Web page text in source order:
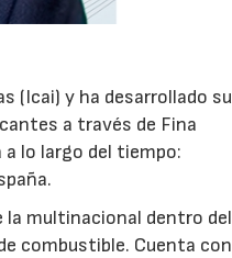
(Icai) y ha desarrollado su
a través de Fina
lo largo del tiempo:
la multinacional dentro del
combustible. Cuenta con